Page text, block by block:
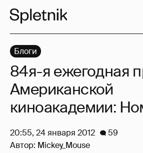
Блоги
84я-я ежегодная
Американской
киноакадемии:
20:55, 24 января 2012
59
Автор: Mickey_Mouse